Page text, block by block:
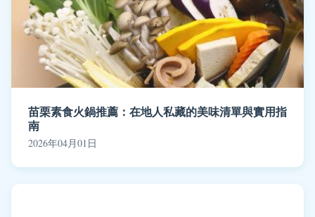
苗栗素食火鍋推薦：在地人私藏的美味清單與實用指
南
2026年04月01日